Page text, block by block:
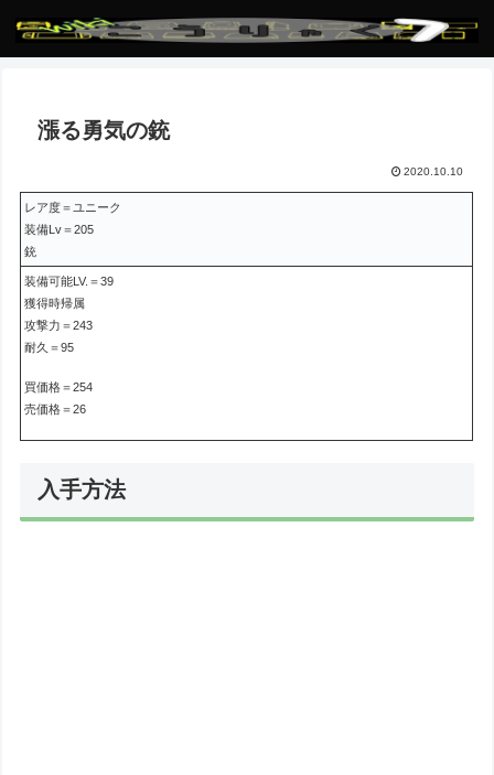
漲る勇気の銃
2020.10.10
レア度＝ユニーク
装備Lv＝205
銃
装備可能LV.＝39
獲得時帰属
攻撃力＝243
耐久＝95
買価格＝254
売価格＝26
入手方法